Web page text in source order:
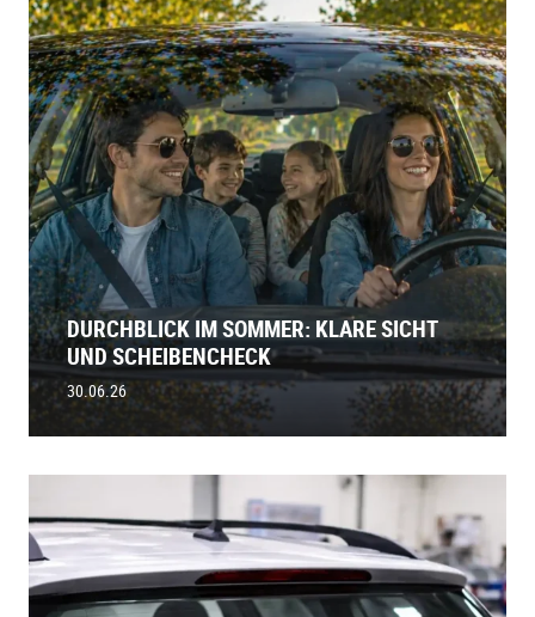
DURCHBLICK IM SOMMER: KLARE SICHT
UND SCHEIBENCHECK
30.06.26